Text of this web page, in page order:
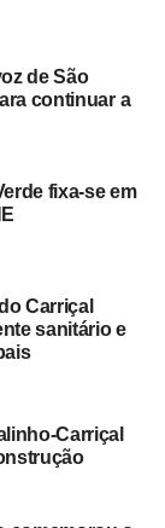
de São
continuar a
fixa-se em
Carriçal
sanitário e
Carriçal